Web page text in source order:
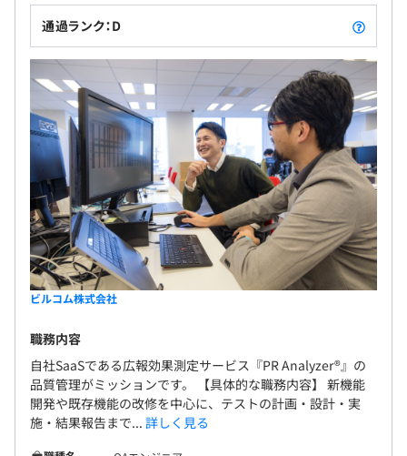
人事考課：年2回（6月・12月）
社会保険完備（健康保険〈東京都報道事業健康保険組合加
入〉・厚生年金保険、雇用保険・労災保険）
無期雇用
3カ月（期間中、待遇の変更はありません）
※M等級以上は6カ月
通過ランク：D
ビルコム株式会社
職務内容
自社SaaSである広報効果測定サービス『PR Analyzer®』の
品質管理がミッションです。 【具体的な職務内容】 新機能
開発や既存機能の改修を中心に、テストの計画・設計・実
施・結果報告まで... 詳しく見る